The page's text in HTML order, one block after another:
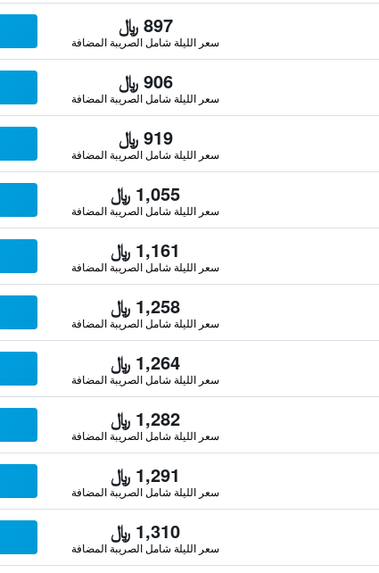
897 ﷼
سعر الليلة شامل الصريبة المضافة
906 ﷼
سعر الليلة شامل الصريبة المضافة
919 ﷼
سعر الليلة شامل الصريبة المضافة
1,055 ﷼
سعر الليلة شامل الصريبة المضافة
1,161 ﷼
سعر الليلة شامل الصريبة المضافة
1,258 ﷼
سعر الليلة شامل الصريبة المضافة
1,264 ﷼
سعر الليلة شامل الصريبة المضافة
1,282 ﷼
سعر الليلة شامل الصريبة المضافة
1,291 ﷼
سعر الليلة شامل الصريبة المضافة
1,310 ﷼
سعر الليلة شامل الصريبة المضافة